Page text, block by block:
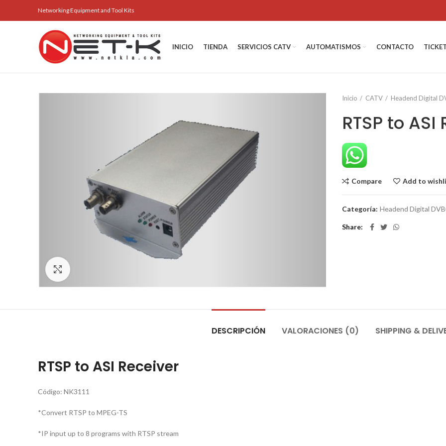
Networking Equipment and Tool Kits
INICIO TIENDA SERVICIOS CATV AUTOMATISMOS CONTACTO TICKET
Inicio CATV Headend Digital
RTSP to
Compare Add to
Categoría: Headend Digital
Share
DESCRIPCIÓN VALORACIONES (0) SHIPPING &
RTSP to ASI Receiver
Código: NK3111
*Convert RTSP to MPEG-TS
*IP input up to 8 programs with RTSP stream